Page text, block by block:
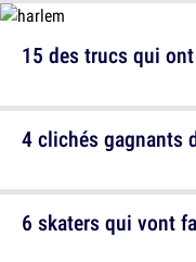
15 des trucs qui
6 skaters qui vont
4 clichés gagnants